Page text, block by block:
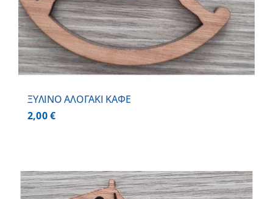
ΞΥΛΙΝΟ ΑΛΟΓΑΚΙ ΚΑΦΕ
2,00€